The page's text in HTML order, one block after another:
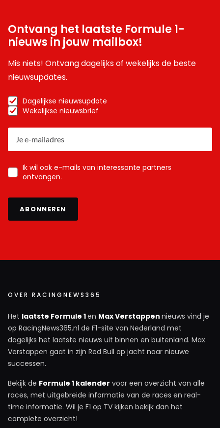
Ontvang het laatste Formule 1-
nieuws in jouw mailbox!
Mis niets! Ontvang dagelijks of wekelijks de beste
nieuwsupdates.
Dagelijkse nieuwsupdate
Wekelijkse nieuwsbrief
Ik wil ook e-mails van interessante partners
ontvangen.
ABONNEREN
OVER RACINGNEWS365
Het laatste Formule 1en Max Verstappen nieuws vind je
op RacingNews365.nl de F1-site van Nederland met
dagelijks het laatste nieuws uit binnen en buitenland. Max
Verstappen gaat in zijn Red Bull op jacht naar nieuwe
successen.
Bekijk de Formule 1 kalender voor een overzicht van alle
races, met uitgebreide informatie van de races en real-
time informatie. Wil je F1 op TV kijken bekijk dan het
complete overzicht!